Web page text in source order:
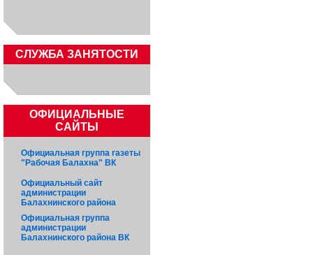
CЛУЖБА ЗАНЯТОСТИ
ОФИЦИАЛЬНЫЕ
САЙТЫ
Официальная группа газеты
"Рабочая Балахна" ВК
Официальный сайт
администрации
Балахнинского района
Официальная группа
администрации
Балахнинского района ВК